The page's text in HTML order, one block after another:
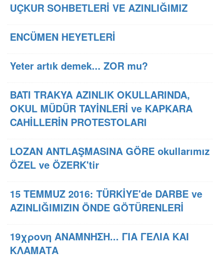
UÇKUR SOHBETLERİ VE AZINLIĞIMIZ
ENCÜMEN HEYETLERİ
Yeter artık demek... ZOR mu?
BATI TRAKYA AZINLIK OKULLARINDA,
OKUL MÜDÜR TAYİNLERİ ve KAPKARA
CAHİLLERİN PROTESTOLARI
LOZAN ANTLAŞMASINA GÖRE okullarımız
ÖZEL ve ÖZERK'tir
15 TEMMUZ 2016: TÜRKİYE'de DARBE ve
AZINLIĞIMIZIN ÖNDE GÖTÜRENLERİ
19χρονη ΑΝΑΜΝΗΣΗ... ΓΙΑ ΓΕΛΙΑ ΚΑΙ
ΚΛΑΜΑΤΑ